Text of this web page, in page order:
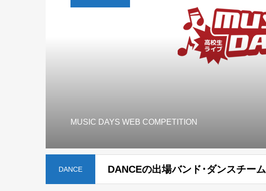
MUSIC DAYS WEB COMPETITION
DANCE DANCEの出場バンド･ダンスチーム